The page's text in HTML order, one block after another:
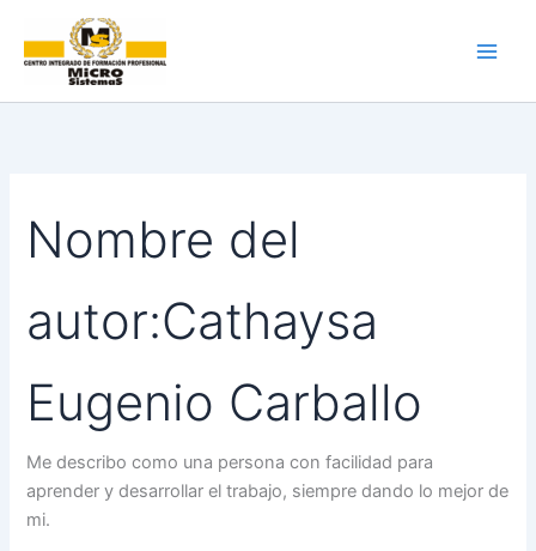
contenido
Nombre del
autor:Cathaysa
Eugenio Carballo
Me describo como una persona con facilidad para
aprender y desarrollar el trabajo, siempre dando lo mejor de
mi.